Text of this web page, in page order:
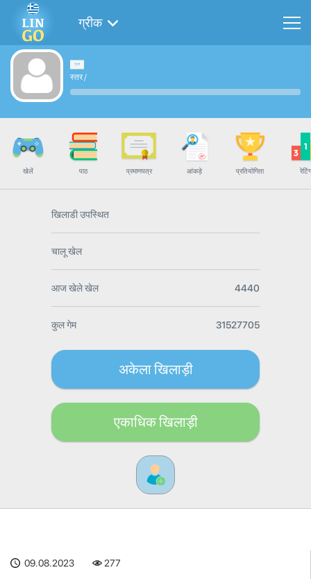
ग्रीक
स्तर/
खेलें पाठ प्रमाणपत्र आंकड़े प्रतियोगिता रेटिंग
खिलाडी उपस्थित
चालू खेल
आज खेले खेल 4440
कुल गेम 31527705
अकेला खिलाड़ी
एकाधिक खिलाड़ी
09.08.2023 277